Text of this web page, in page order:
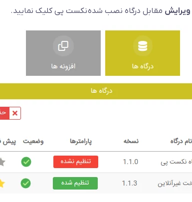
ویرایش مقابل درگاه نصب شده نکست پی کلیک نمایید.